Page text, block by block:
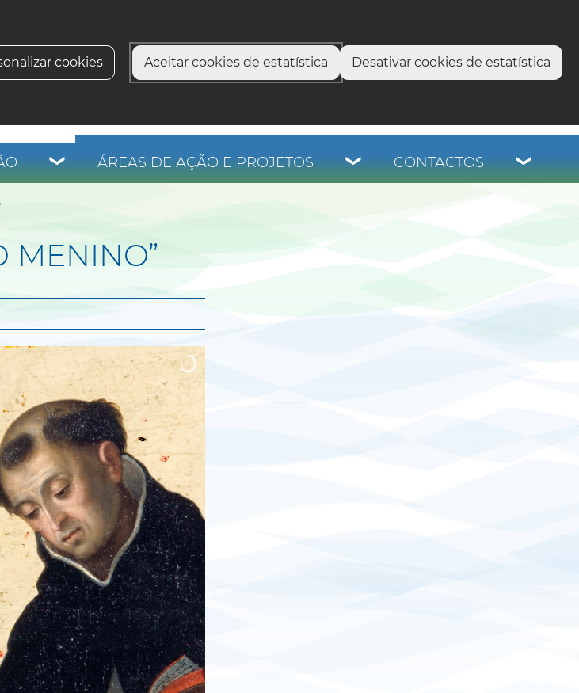
cookies Aceitar cookies de estatística Desativar cookies de estatística
ÁREAS DE AÇÃO E PROJETOS CONTACTOS
MENINO”